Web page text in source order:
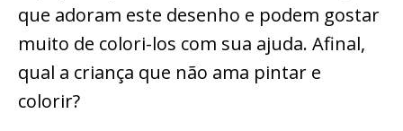
que adoram este desenho e podem gostar
muito de colori-los com sua ajuda. Afinal,
qual a criança que não ama pintar e
colorir?